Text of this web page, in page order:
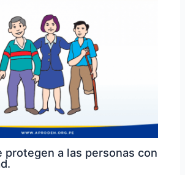
protegen a las personas con